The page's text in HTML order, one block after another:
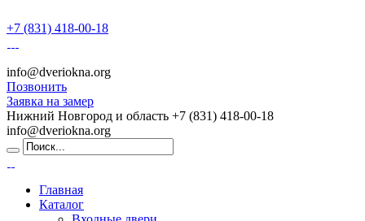
+7 (831) 418-00-18
info@dveriokna.org
Позвонить
Заявка на замер
Нижний Новгород и область +7 (831) 418-00-18
info@dveriokna.org
Главная
Каталог